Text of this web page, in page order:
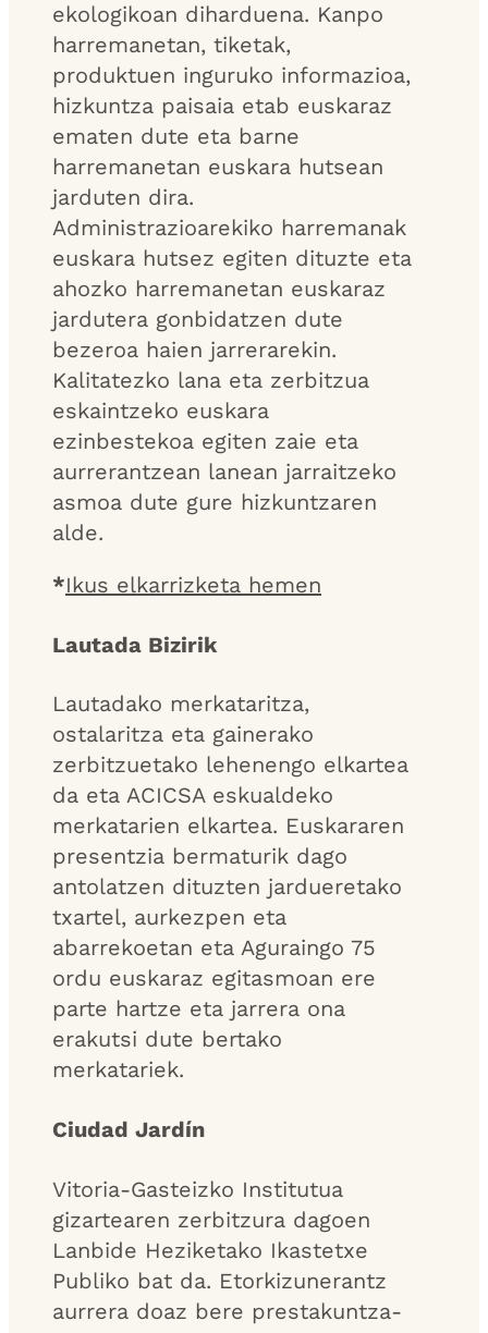
ekologikoan diharduena. Kanpo
harremanetan, tiketak,
produktuen inguruko informazioa,
hizkuntza paisaia etab euskaraz
ematen dute eta barne
harremanetan euskara hutsean
jarduten dira.
Administrazioarekiko harremanak
euskara hutsez egiten dituzte eta
ahozko harremanetan euskaraz
jardutera gonbidatzen dute
bezeroa haien jarrerarekin.
Kalitatezko lana eta zerbitzua
eskaintzeko euskara
ezinbestekoa egiten zaie eta
aurrerantzean lanean jarraitzeko
asmoa dute gure hizkuntzaren
alde.
*Ikus elkarrizketa hemen
Lautada Bizirik
Lautadako merkataritza,
ostalaritza eta gainerako
zerbitzuetako lehenengo elkartea
da eta ACICSA eskualdeko
merkatarien elkartea. Euskararen
presentzia bermaturik dago
antolatzen dituzten jardueretako
txartel, aurkezpen eta
abarrekoetan eta Aguraingo 75
ordu euskaraz egitasmoan ere
parte hartze eta jarrera ona
erakutsi dute bertako
merkatariek.
Ciudad Jardín
Vitoria-Gasteizko Institutua
gizartearen zerbitzura dagoen
Lanbide Heziketako Ikastetxe
Publiko bat da. Etorkizunerantz
aurrera doaz bere prestakuntza-